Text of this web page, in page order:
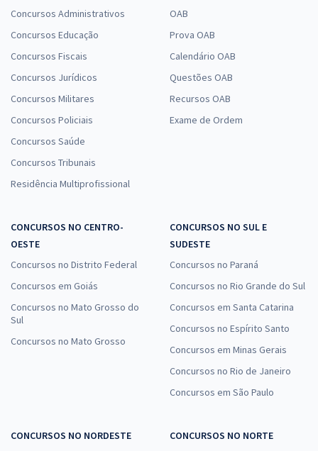
Concursos Administrativos
Concursos Educação
Concursos Fiscais
Concursos Jurídicos
Concursos Militares
Concursos Policiais
Concursos Saúde
Concursos Tribunais
Residência Multiprofissional
OAB
Prova OAB
Calendário OAB
Questões OAB
Recursos OAB
Exame de Ordem
CONCURSOS NO CENTRO-
OESTE
Concursos no Distrito Federal
Concursos em Goiás
Concursos no Mato Grosso do
Sul
Concursos no Mato Grosso
CONCURSOS NO SUL E
SUDESTE
Concursos no Paraná
Concursos no Rio Grande do Sul
Concursos em Santa Catarina
Concursos no Espírito Santo
Concursos em Minas Gerais
Concursos no Rio de Janeiro
Concursos em São Paulo
CONCURSOS NO NORDESTE
CONCURSOS NO NORTE